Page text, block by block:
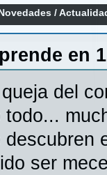
/
en
del
todo...
ser